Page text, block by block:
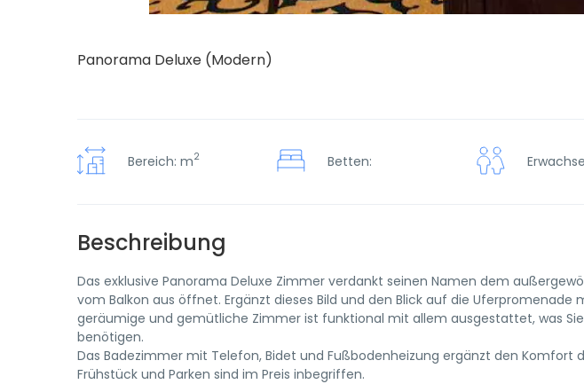
Panorama Deluxe (Modern)
Bereich: m2 Betten:
Beschreibung
Das exklusive Panorama Deluxe Zimmer verdankt seinen Namen dem
vom Balkon aus öffnet. Ergänzt dieses Bild und den Blick auf die Uferpromenade
geräumige und gemütliche Zimmer ist funktional mit allem ausgestattet, was
benötigen.
Das Badezimmer mit Telefon, Bidet und Fußbodenheizung ergänzt den Komfort
Frühstück und Parken sind im Preis inbegriffen.